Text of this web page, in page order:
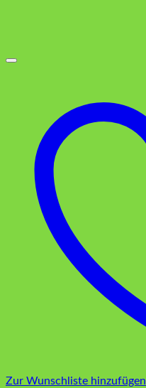
Zur Wunschliste hinzufügen